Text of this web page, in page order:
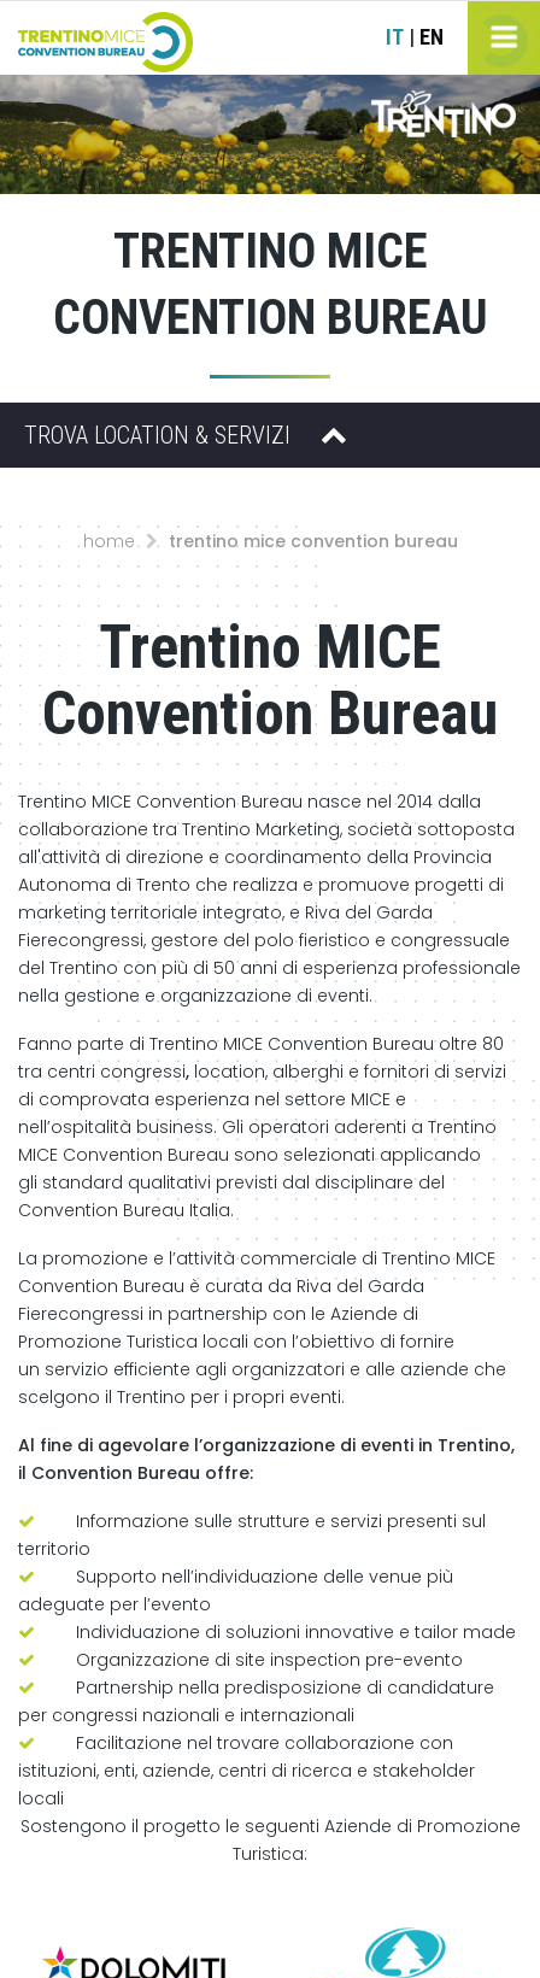
IT EN
TRENTINO MICE
CONVENTION BUREAU
TROVA LOCATION & SERVIZI
home trentino mice convention bureau
Trentino MICE
Convention Bureau
Trentino MICE Convention Bureau nasce nel 2014 dalla
collaborazione tra Trentino Marketing, società sottoposta
all'attività di direzione e coordinamento della Provincia
Autonoma di Trento che realizza e promuove progetti di
marketing territoriale integrato, e Riva del Garda
Fierecongressi, gestore del polo fieristico e congressuale
del Trentino con più di 50 anni di esperienza professionale
nella gestione e organizzazione di eventi.
Fanno parte di Trentino MICE Convention Bureau oltre 80
tra centri congressi, location, alberghi e fornitori di servizi
di comprovata esperienza nel settore MICE e
nell’ospitalità business. Gli operatori aderenti a Trentino
MICE Convention Bureau sono selezionati applicando
gli standard qualitativi previsti dal disciplinare del
Convention Bureau Italia.
La promozione e l’attività commerciale di Trentino MICE
Convention Bureau è curata da Riva del Garda
Fierecongressi in partnership con le Aziende di
Promozione Turistica locali con l’obiettivo di fornire
un servizio efficiente agli organizzatori e alle aziende che
scelgono il Trentino per i propri eventi.
Al fine di agevolare l’organizzazione di eventi in Trentino,
il Convention Bureau offre:
Informazione sulle strutture e servizi presenti sul
territorio
Supporto nell’individuazione delle venue più
adeguate per l’evento
Individuazione di soluzioni innovative e tailor made
Organizzazione di site inspection pre-evento
Partnership nella predisposizione di candidature
per congressi nazionali e internazionali
Facilitazione nel trovare collaborazione con
istituzioni, enti, aziende, centri di ricerca e stakeholder
locali
Sostengono il progetto le seguenti Aziende di Promozione
Turistica: